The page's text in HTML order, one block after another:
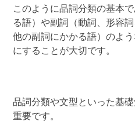
このように品詞分類の基本
る語）や副詞（動詞、形容詞
他の副詞にかかる語）のよ
にすることが大切です。
品詞分類や文型といった基
重要です。